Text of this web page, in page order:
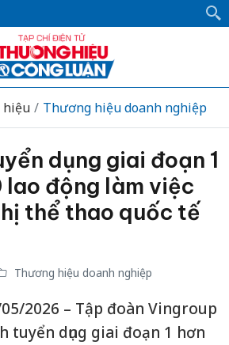
hiệu Thương hiệu doanh nghiệp
dụng giai đoạn 1
lao động làm việc
thể thao quốc tế
Thương hiệu doanh nghiệp
2026 – Tập đoàn Vingroup
tuyển dụng giai đoạn 1 hơn